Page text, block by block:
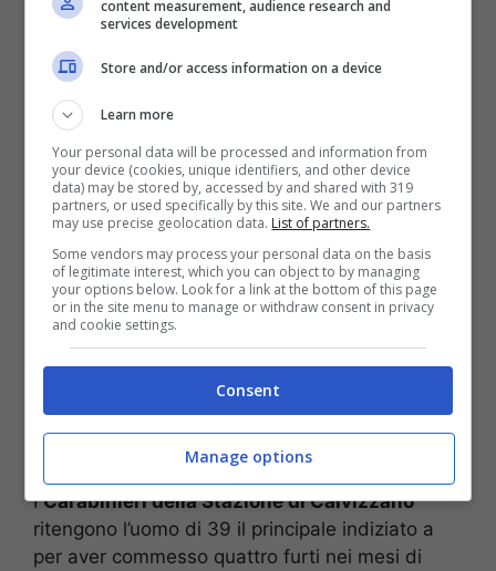
L’operazione dei carabinieri di Napoli (via Screenshot)
ICarabinieri della Stazione di Calvizzano
ritengono l’uomo di 39 il principale indiziato a
per aver commesso quattro furti nei mesi di
content measurement, audience research and
services development
Store and/or access information on a device
Learn more
Your personal data will be processed and information from
your device (cookies, unique identifiers, and other device
data) may be stored by, accessed by and shared with 319
partners, or used specifically by this site. We and our partners
may use precise geolocation data. List of partners.
Some vendors may process your personal data on the basis
of legitimate interest, which you can object to by managing
your options below. Look for a link at the bottom of this page
or in the site menu to manage or withdraw consent in privacy
and cookie settings.
Consent
Manage options